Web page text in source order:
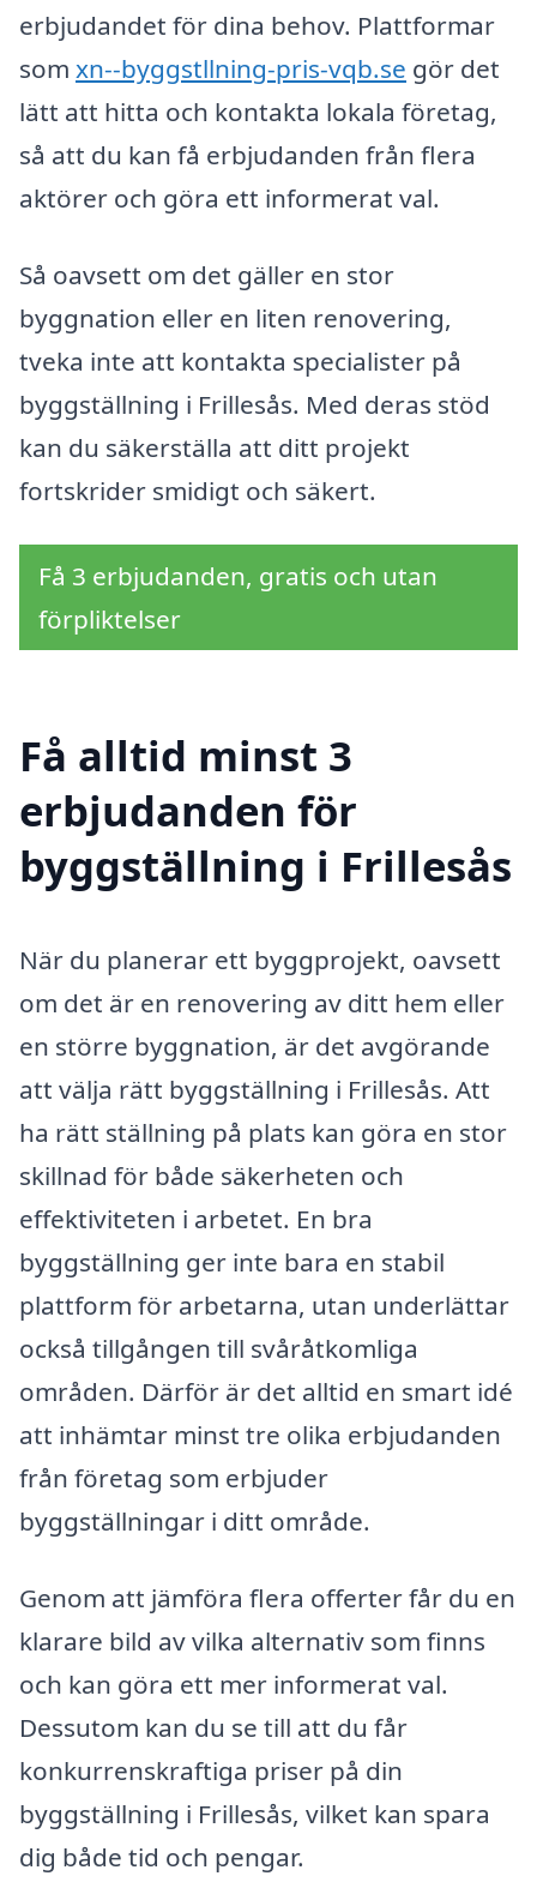
erbjudandet för dina behov. Plattformar
som xn--byggstllning-pris-vqb.se gör det
lätt att hitta och kontakta lokala företag,
så att du kan få erbjudanden från flera
aktörer och göra ett informerat val.
Så oavsett om det gäller en stor
byggnation eller en liten renovering,
tveka inte att kontakta specialister på
byggställning i Frillesås. Med deras stöd
kan du säkerställa att ditt projekt
fortskrider smidigt och säkert.
Få 3 erbjudanden, gratis och utan
förpliktelser
Få alltid minst 3
erbjudanden för
byggställning i Frillesås
När du planerar ett byggprojekt, oavsett
om det är en renovering av ditt hem eller
en större byggnation, är det avgörande
att välja rätt byggställning i Frillesås. Att
ha rätt ställning på plats kan göra en stor
skillnad för både säkerheten och
effektiviteten i arbetet. En bra
byggställning ger inte bara en stabil
plattform för arbetarna, utan underlättar
också tillgången till svåråtkomliga
områden. Därför är det alltid en smart idé
att inhämtar minst tre olika erbjudanden
från företag som erbjuder
byggställningar i ditt område.
Genom att jämföra flera offerter får du en
klarare bild av vilka alternativ som finns
och kan göra ett mer informerat val.
Dessutom kan du se till att du får
konkurrenskraftiga priser på din
byggställning i Frillesås, vilket kan spara
dig både tid och pengar.